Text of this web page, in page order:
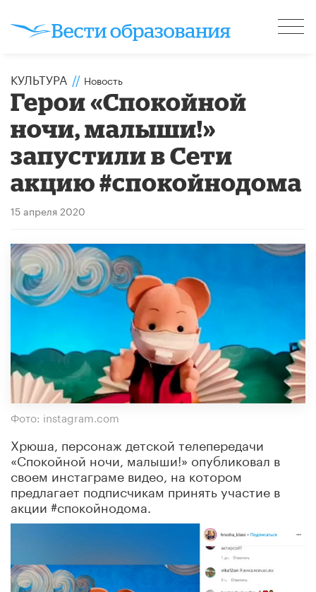
КУЛЬТУРА // Новость
Герои «Спокойной
ночи, малыши!»
запустили в Сети
акцию #спокойнодома
15 апреля 2020
Фото: instagram.com
Хрюша, персонаж детской телепередачи
«Спокойной ночи, малыши!» опубликовал в
своем инстаграме видео, на котором
предлагает подписчикам принять участие в
акции #спокойнодома.